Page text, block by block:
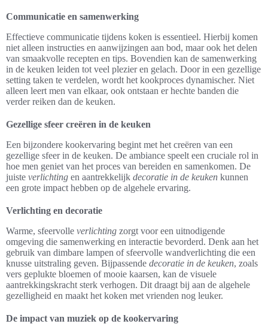
Communicatie en samenwerking
Effectieve communicatie tijdens koken is essentieel. Hierbij komen
niet alleen instructies en aanwijzingen aan bod, maar ook het delen
van smaakvolle recepten en tips. Bovendien kan de samenwerking
in de keuken leiden tot veel plezier en gelach. Door in een gezellige
setting taken te verdelen, wordt het kookproces dynamischer. Niet
alleen leert men van elkaar, ook ontstaan er hechte banden die
verder reiken dan de keuken.
Gezellige sfeer creëren in de keuken
Een bijzondere kookervaring begint met het creëren van een
gezellige sfeer in de keuken. De ambiance speelt een cruciale rol in
hoe men geniet van het proces van bereiden en samenkomen. De
juiste verlichting en aantrekkelijk decoratie in de keuken kunnen
een grote impact hebben op de algehele ervaring.
Verlichting en decoratie
Warme, sfeervolle verlichting zorgt voor een uitnodigende
omgeving die samenwerking en interactie bevorderd. Denk aan het
gebruik van dimbare lampen of sfeervolle wandverlichting die een
knusse uitstraling geven. Bijpassende decoratie in de keuken, zoals
vers geplukte bloemen of mooie kaarsen, kan de visuele
aantrekkingskracht sterk verhogen. Dit draagt bij aan de algehele
gezelligheid en maakt het koken met vrienden nog leuker.
De impact van muziek op de kookervaring